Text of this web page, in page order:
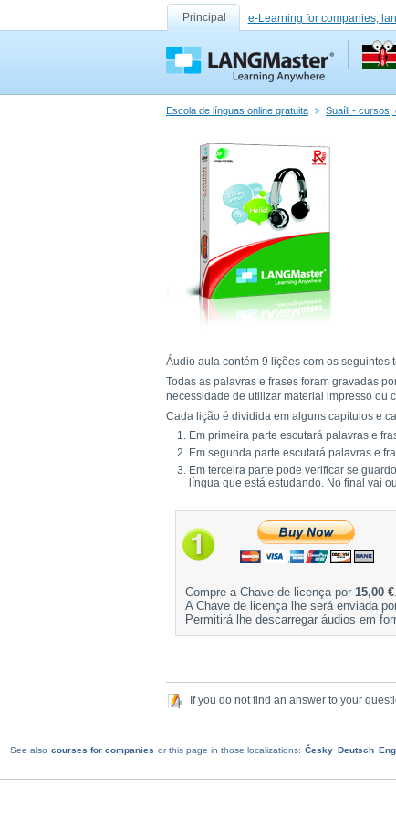
Principal e-Learning for companies,
Escola de línguas online gratuita Suaíli - cursos,
Áudio aula contém 9 lições com os seguintes
Todas as palavras e frases foram gravadas
necessidade de utilizar material impresso ou
Cada lição é dividida em alguns capítulos e
Em primeira parte escutará palavras e
Em segunda parte escutará palavras e
Em terceira parte pode verificar se
língua que está estudando. No final vai
Compre a Chave de licença por 15,00 €.
A Chave de licença lhe será enviada
Permitirá lhe descarregar áudios em
If you do not find an answer to your
See also courses for companies or this page in those localizations: Česky Deutsch